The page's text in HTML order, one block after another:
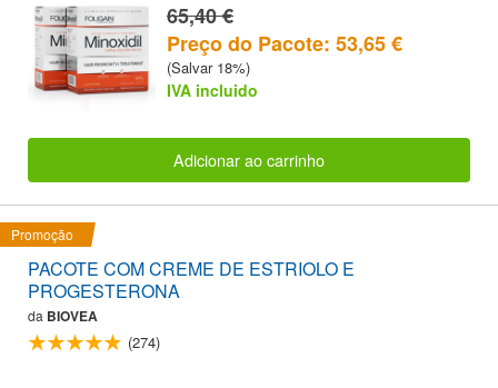
65,40 €
Preço do Pacote: 53,65 €
(Salvar 18%)
IVA incluido
Adicionar ao carrinho
Promoção
PACOTE COM CREME DE ESTRIOLO E
PROGESTERONA
da BIOVEA
(274)